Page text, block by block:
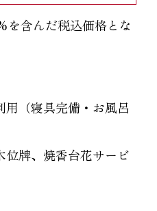
含んだ税込価格とな
（寝具完備・お風呂
牌、焼香台花サービ